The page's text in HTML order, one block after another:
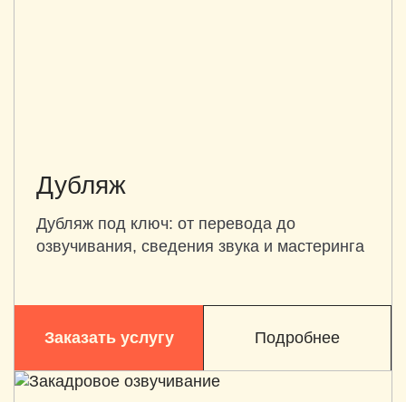
Дубляж
Дубляж под ключ: от перевода до
озвучивания, сведения звука и мастеринга
Заказать услугу Подробнее